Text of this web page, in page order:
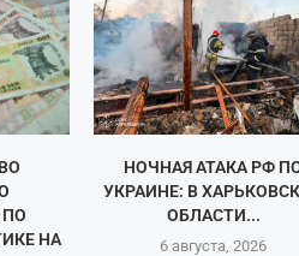
НА
НОЧНАЯ АТАКА РФ
УКРАИНЕ: В
ОБЛАСТИ...
6 августа, 2026